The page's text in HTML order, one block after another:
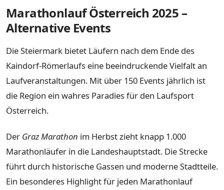
Marathonlauf Österreich 2025 –
Alternative Events
Die Steiermark bietet Läufern nach dem Ende des
Kaindorf-Römerlaufs eine beeindruckende Vielfalt an
Laufveranstaltungen. Mit über 150 Events jährlich ist
die Region ein wahres Paradies für den Laufsport
Österreich.
Der Graz Marathon im Herbst zieht knapp 1.000
Marathonläufer in die Landeshauptstadt. Die Strecke
führt durch historische Gassen und moderne Stadtteile.
Ein besonderes Highlight für jeden Marathonlauf